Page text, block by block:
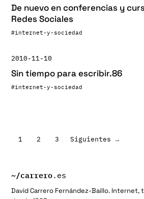
De nuevo en conferencias y
Redes Sociales
#internet-y-sociedad
2010-11-10
Sin tiempo para escribir.86
#internet-y-sociedad
Paginación
entradas
1 2 3 Siguientes →
~/carrero.es
David Carrero Fernández-Baillo.